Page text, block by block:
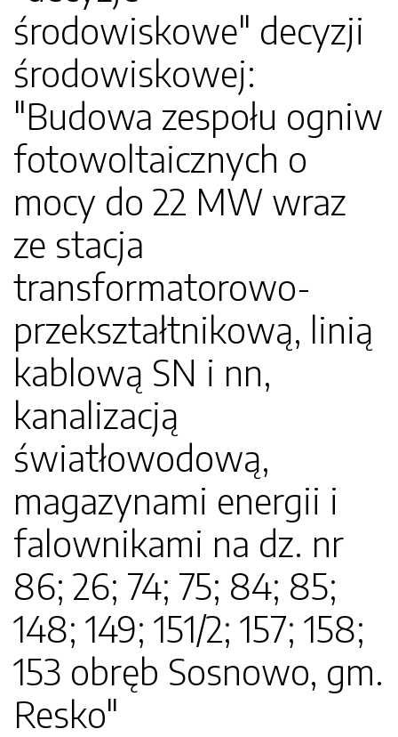
środowiskowe" decyzji
środowiskowej:
"Budowa zespołu ogniw
fotowoltaicznych o
mocy do 22 MW wraz
ze stacja
transformatorowo-
przekształtnikową, linią
kablową SN i nn,
kanalizacją
światłowodową,
magazynami energii i
falownikami na dz. nr
86; 26; 74; 75; 84; 85;
148; 149; 151/2; 157; 158;
153 obręb Sosnowo, gm.
Resko"